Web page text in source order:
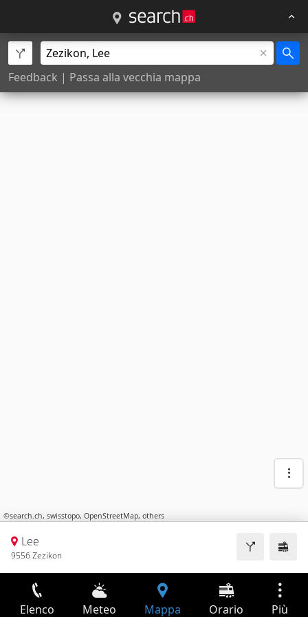
Feedback | Passa alla vecchia mappa
©search.ch, swisstopo, OpenStreetMap, others
Lee
9556 Zezikon
Elenco Meteo Mappa Orario Più